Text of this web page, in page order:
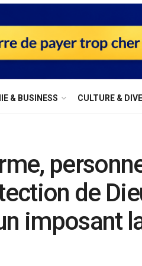
& BUSINESS ⁠CULTURE &
de
imposant